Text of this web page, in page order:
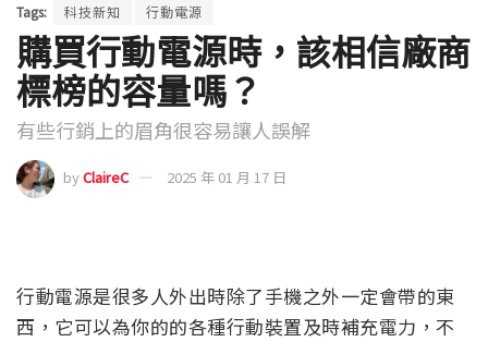
Tags: 科技新知 行動電源
購買行動電源時，該相信廠商
標榜的容量嗎？
有些行銷上的眉角很容易讓人誤解
byClaireC 2025 年 01 月 17 日
行動電源是很多人外出時除了手機之外一定會帶的東
西，它可以為你的的各種行動裝置及時補充電力，不